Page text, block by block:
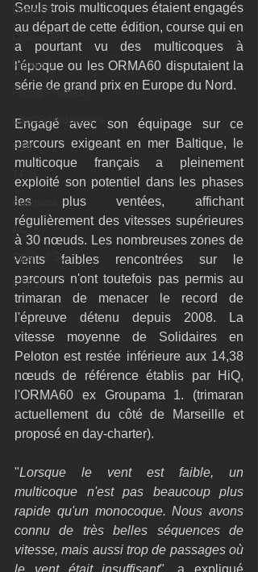
Botin 52
Classe 50
Figaro 3
Flying Phantom
L&#39;Hydroptère
F18
TF35
Business
AC75
Open 7.50
ETF26
Seuls trois multicoques étaient engagés
au départ de cette édition, course qui en
a pourtant vu des multicoques à
l'époque ou les ORMA60 disputaient la
série de grand prix en Europe du Nord.
Engagé avec son équipage sur ce
parcours exigeant en mer Baltique, le
multicoque français a pleinement
exploité son potentiel dans les phases
les plus ventées, affichant
régulièrement des vitesses supérieures
à 30 nœuds. Les nombreuses zones de
vents faibles rencontrées sur le
parcours n'ont toutefois pas permis au
trimaran de menacer le record de
l'épreuve détenu depuis 2008. La
vitesse moyenne de Solidaires en
Peloton est restée inférieure aux 14,38
nœuds de référence établis par HiQ,
l'ORMA60 ex Groupama 1. (trimaran
actuellement du côté de Marseille et
proposé en day-charter).
"Lorsque le vent est faible, un
multicoque n'est pas beaucoup plus
rapide qu'un monocoque. Nous avons
connu de très belles séquences de
vitesse, mais aussi trop de passages où